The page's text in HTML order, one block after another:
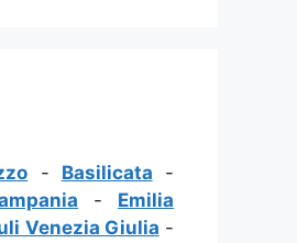
- Basilicata -
- Emilia
Venezia Giulia -